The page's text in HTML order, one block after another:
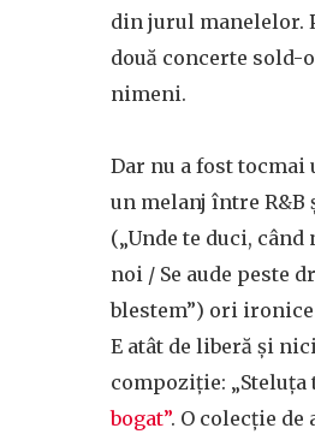
din jurul manelelor.
două concerte sold-
nimeni.
Dar nu a fost tocmai
un melanj între
(„Unde te duci,
noi / Se aude peste
blestem”) ori ironice
E atât de liberă și
compoziție: „Steluța
bogat”. O colecție